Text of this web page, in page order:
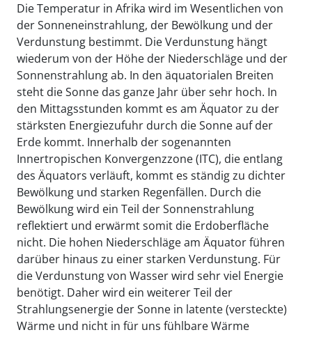
Die Temperatur in Afrika wird im Wesentlichen von
der Sonneneinstrahlung, der Bewölkung und der
Verdunstung bestimmt. Die Verdunstung hängt
wiederum von der Höhe der Niederschläge und der
Sonnenstrahlung ab. In den äquatorialen Breiten
steht die Sonne das ganze Jahr über sehr hoch. In
den Mittagsstunden kommt es am Äquator zu der
stärksten Energiezufuhr durch die Sonne auf der
Erde kommt. Innerhalb der sogenannten
Innertropischen Konvergenzzone (ITC), die entlang
des Äquators verläuft, kommt es ständig zu dichter
Bewölkung und starken Regenfällen. Durch die
Bewölkung wird ein Teil der Sonnenstrahlung
reflektiert und erwärmt somit die Erdoberfläche
nicht. Die hohen Niederschläge am Äquator führen
darüber hinaus zu einer starken Verdunstung. Für
die Verdunstung von Wasser wird sehr viel Energie
benötigt. Daher wird ein weiterer Teil der
Strahlungsenergie der Sonne in latente (versteckte)
Wärme und nicht in für uns fühlbare Wärme